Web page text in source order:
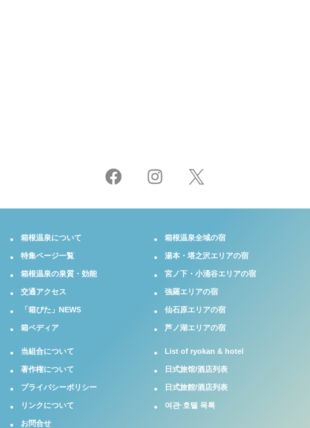
箱根温泉について
特集ページ一覧
箱根温泉の泉質・効能
交通アクセス
「箱ぴた」NEWS
箱ペディア
箱根温泉全域の宿
湯本・塔之沢エリアの宿
宮ノ下・小涌谷エリアの宿
強羅エリアの宿
仙石原エリアの宿
芦ノ湖エリアの宿
当組合について
著作権について
プライバシーポリシー
リンクについて
お問合せ
List of ryokan & hotel
日式旅馆/酒店列表
日式旅館/酒店列表
여관·호텔 목록